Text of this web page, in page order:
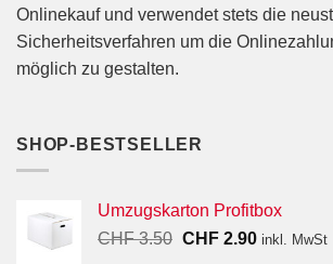
Onlinekauf und verwendet stets die
Sicherheitsverfahren um die
möglich zu gestalten.
SHOP-BESTSELLER
Umzugskarton Profitbox
CHF3.50 Ursprünglicher
CHF2.90Aktueller
inkl. MwSt